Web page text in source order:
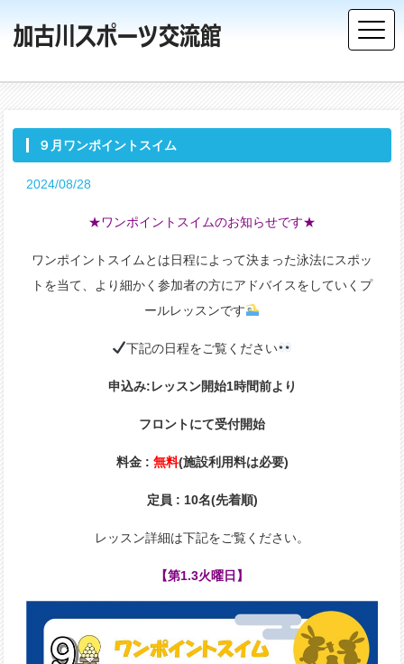
９月ワンポイントスイム
2024/08/28
★ワンポイントスイムのお知らせです★
ワンポイントスイムとは日程によって決まった泳法にスポッ
トを当て、より細かく参加者の方にアドバイスをしていくプ
ールレッスンです
下記の日程をご覧ください
申込み:レッスン開始1時間前より
フロントにて受付開始
料金 : 無料(施設利用料は必要)
定員 : 10名(先着順)
レッスン詳細は下記をご覧ください。
【第1.3火曜日】